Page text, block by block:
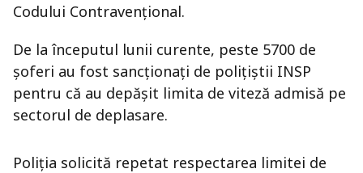
Codului Contravențional.
De la începutul lunii curente, peste 5700 de
șoferi au fost sancționați de polițiștii INSP
pentru că au depășit limita de viteză admisă pe
sectorul de deplasare.
Poliția solicită repetat respectarea limitei de